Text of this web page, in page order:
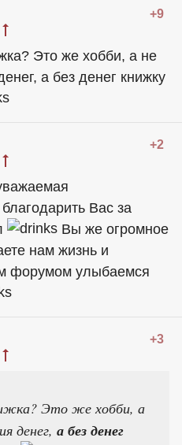
+9
Это же хобби, а не
а без денег книжку
+2
Вас за
Вы же огромное
нам жизнь и
форумом улыбаемся
+3
Это же хобби, а
денег, а без денег